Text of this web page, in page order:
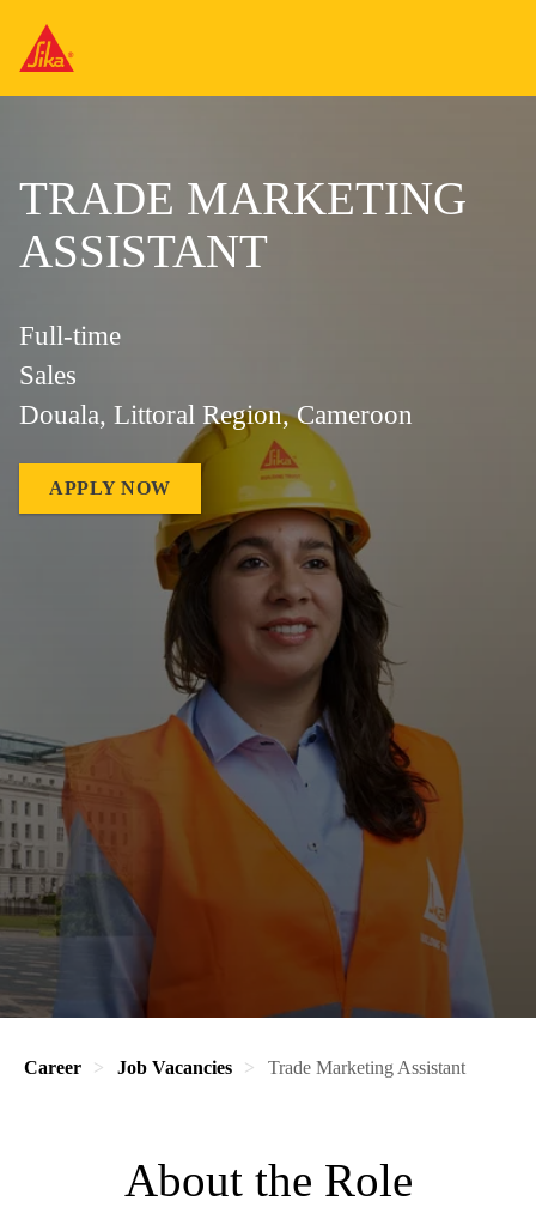
TRADE MARKETING
ASSISTANT
Full-time
Sales
Douala, Littoral Region, Cameroon
APPLY NOW
Career Job Vacancies Trade Marketing Assistant
About the Role